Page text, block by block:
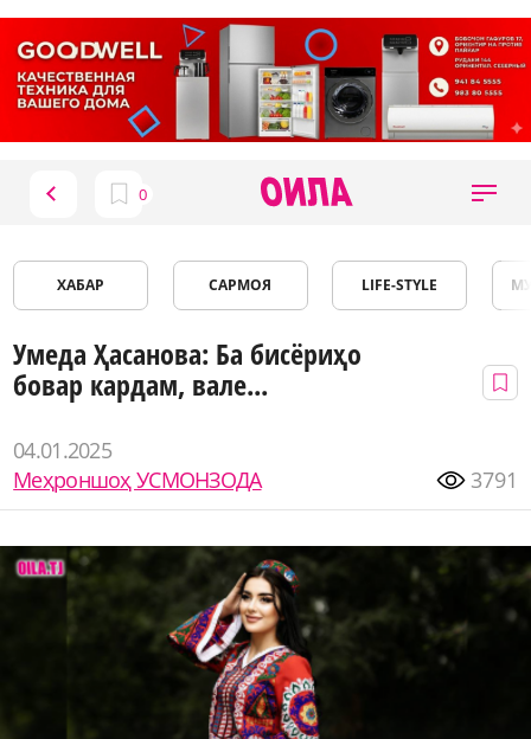
ХАБАР САРМОЯ LIFE-STYLE
Умеда Ҳасанова: Ба бисёриҳо
бовар кардам, вале...
04.01.2025
Меҳроншоҳ УСМОНЗОДА
3791